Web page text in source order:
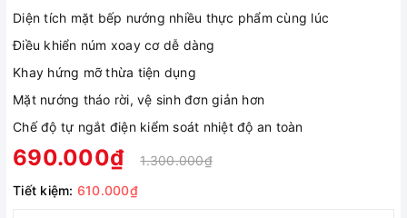
Diện tích mặt bếp nướng nhiều thực phẩm cùng lúc
Điều khiển núm xoay cơ dễ dàng
Khay hứng mỡ thừa tiện dụng
Mặt nướng tháo rời, vệ sinh đơn giản hơn
Chế độ tự ngắt điện kiểm soát nhiệt độ an toàn
690.000₫
1.300.000₫
Tiết kiệm: 610.000₫